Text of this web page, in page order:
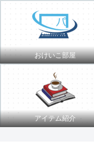
おけいこ部屋
アイテム紹介